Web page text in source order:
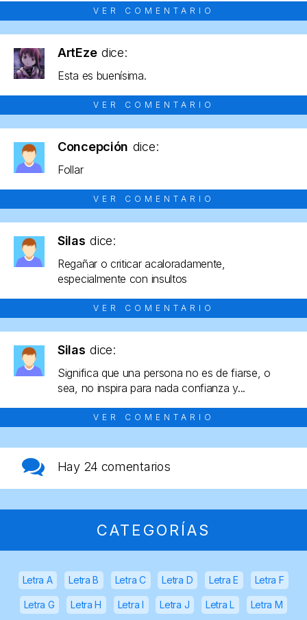
VER COMENTARIO
ArtEze dice:
Esta es buenísima.
VER COMENTARIO
Concepción dice:
Follar
VER COMENTARIO
Silas dice:
Regañar o criticar acaloradamente,
especialmente con insultos
VER COMENTARIO
Silas dice:
Significa que una persona no es de fiarse, o
sea, no inspira para nada confianza y...
VER COMENTARIO
Hay 24 comentarios
CATEGORÍAS
Letra A Letra B Letra C Letra D Letra E Letra F
Letra G Letra H Letra I Letra J Letra L Letra M